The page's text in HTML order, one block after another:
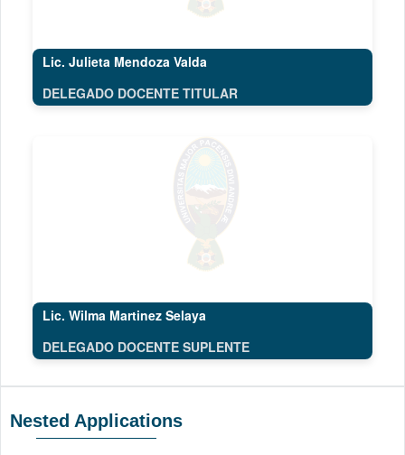
Lic. Julieta Mendoza Valda
DELEGADO DOCENTE TITULAR
Lic. Wilma Martinez Selaya
DELEGADO DOCENTE SUPLENTE
Nested Applications